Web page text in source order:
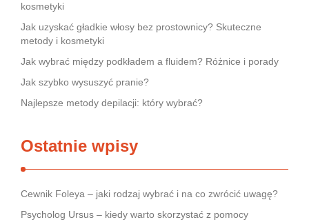
kosmetyki
Jak uzyskać gładkie włosy bez prostownicy? Skuteczne
metody i kosmetyki
Jak wybrać między podkładem a fluidem? Różnice i porady
Jak szybko wysuszyć pranie?
Najlepsze metody depilacji: który wybrać?
Ostatnie wpisy
Cewnik Foleya – jaki rodzaj wybrać i na co zwrócić uwagę?
Psycholog Ursus – kiedy warto skorzystać z pomocy